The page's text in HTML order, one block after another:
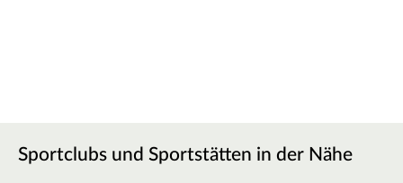
Sportclubs und Sportstätten in der Nähe